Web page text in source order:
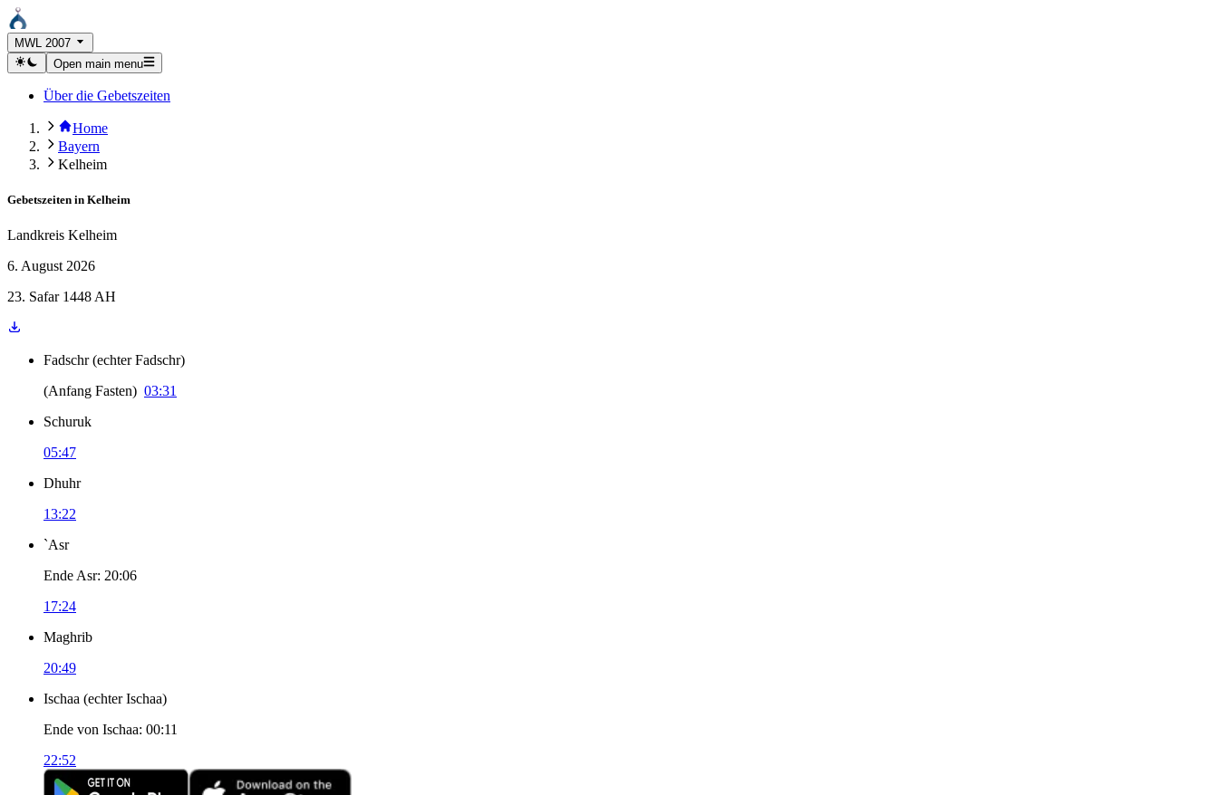
MWL 2007
Open main menu
Über die Gebetszeiten
Home
Bayern
Kelheim
Gebetszeiten in Kelheim
Landkreis Kelheim
6. August 2026
23. Safar 1448 AH
Fadschr (echter Fadschr)
(Anfang Fasten) 03:31
Schuruk
05:47
Dhuhr
13:22
`Asr
Ende Asr: 20:06
17:24
Maghrib
20:49
Ischaa (echter Ischaa)
Ende von Ischaa: 00:11
22:52